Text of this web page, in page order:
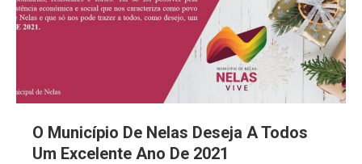
O Município De Nelas Deseja A Todos
Um Excelente Ano De 2021